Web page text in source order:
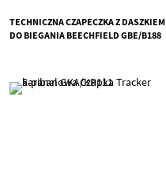
TECHNICZNA CZAPECZKA Z DASZKIEM
DO BIEGANIA BEECHFIELD GBE/B188